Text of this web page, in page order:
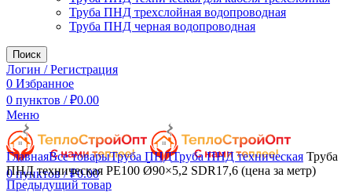
Труба ПНД трехслойная водопроводная
Труба ПНД черная водопроводная
Поиск
Логин / Регистрация
0 Избранное
0 пунктов / ₽0.00
Меню
0пунктов / ₽0.00
Увеличить
ГлавнаяВсе товарыТруба ПНДТруба ПНД техническая Труба
ПНД техническая РЕ100 Ø90×5,2 SDR17,6 (цена за метр)
Предыдущий товар